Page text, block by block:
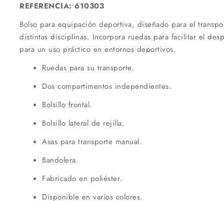
REFERENCIA: 610303
Bolso para equipación deportiva, diseñado para el
distintas disciplinas. Incorpora ruedas para facilitar el
para un uso práctico en entornos deportivos.
Ruedas para su transporte.
Dos compartimentos independientes.
Bolsillo frontal.
Bolsillo lateral de rejilla.
Asas para transporte manual.
Bandolera.
Fabricado en poliéster.
Disponible en varios colores.